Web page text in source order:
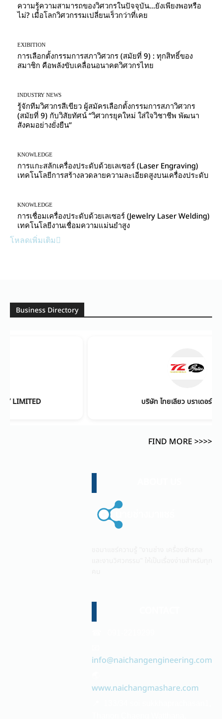
ความรู้ความสามารถของวิศวกรในปัจจุบัน…ยังเพียงพอหรือ
ไม่? เมื่อโลกวิศวกรรมเปลี่ยนเร็วกว่าที่เคย
EXIBITION
การเลือกตั้งกรรมการสภาวิศวกร (สมัยที่ 9) : ทุกสิทธิ์ของ
สมาชิก คือพลังขับเคลื่อนอนาคตวิศวกรไทย
INDUSTRY NEWS
รู้จักทีมวิศวกรสีเขียว ผู้สมัครเลือกตั้งกรรมการสภาวิศวกร
(สมัยที่ 9) กับวิสัยทัศน์ “วิศวกรยุคใหม่ ใส่ใจวิชาชีพ พัฒนา
สังคมอย่างยั่งยืน”
KNOWLEDGE
การแกะสลักเครื่องประดับด้วยเลเซอร์ (Laser Engraving)
เทคโนโลยีการสร้างลวดลายความละเอียดสูงบนเครื่องประดับ
KNOWLEDGE
การเชื่อมเครื่องประดับด้วยเลเซอร์ (Jewelry Laser Welding)
เทคโนโลยีงานเชื่อมความแม่นยำสูง
โหลดเพิ่มเติม
Business Directory
บริษัท ไทยเลียว บราเดอร์ส จำกัด
FIND MORE >>>>
info@naichangengineering.com
www.naichangmashare.com